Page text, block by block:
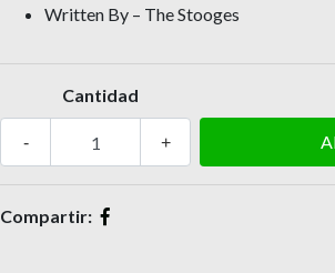
Written By – The Stooges
Cantidad
+
-
Compartir: